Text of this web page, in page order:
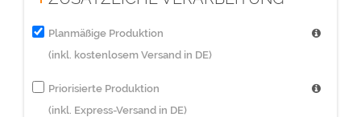
Planmäßige Produktion
(inkl. kostenlosem Versand in DE)
Priorisierte Produktion
(inkl. Express-Versand in DE)